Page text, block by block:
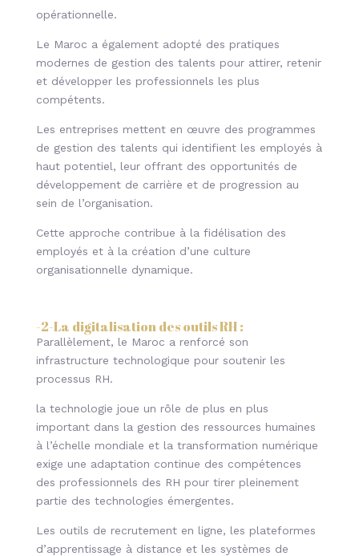
opérationnelle.
Le Maroc a également adopté des pratiques
modernes de gestion des talents pour attirer, retenir
et développer les professionnels les plus
compétents.
Les entreprises mettent en œuvre des programmes
de gestion des talents qui identifient les employés à
haut potentiel, leur offrant des opportunités de
développement de carrière et de progression au
sein de l’organisation.
Cette approche contribue à la fidélisation des
employés et à la création d’une culture
organisationnelle dynamique.
-2-La digitalisation des outils RH:
Parallèlement, le Maroc a renforcé son
infrastructure technologique pour soutenir les
processus RH.
la technologie joue un rôle de plus en plus
important dans la gestion des ressources humaines
à l’échelle mondiale et la transformation numérique
exige une adaptation continue des compétences
des professionnels des RH pour tirer pleinement
partie des technologies émergentes.
Les outils de recrutement en ligne, les plateformes
d’apprentissage à distance et les systèmes de